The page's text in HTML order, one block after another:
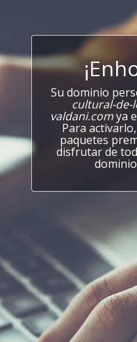
Su dominio
cultural-de-
valdani.comya
Para
paquetes
disfrutar de